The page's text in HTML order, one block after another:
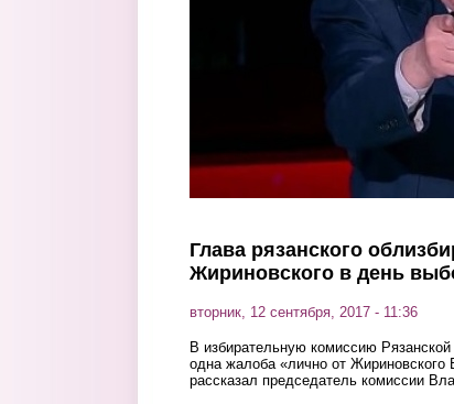
Глава рязанского
Жириновского в день
вторник, 12 сентября, 2017 - 11:36
В избирательную комиссию
одна жалоба «лично от
рассказал председатель комиссии